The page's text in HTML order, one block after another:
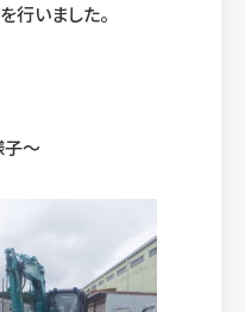
行いました。
子～